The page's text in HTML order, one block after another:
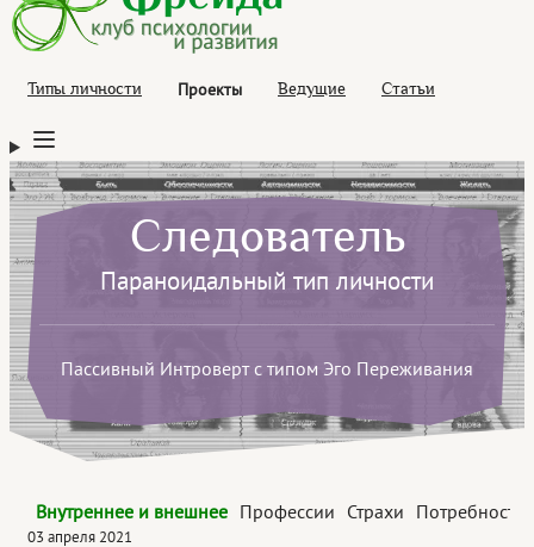
Типы личности Проекты Ведущие Статьи
Следователь
Параноидальный тип личности
Пассивный Интроверт с типом Эго Переживания
Внутреннее и внешнее Профессии Страхи Потребности
03 апреля 2021